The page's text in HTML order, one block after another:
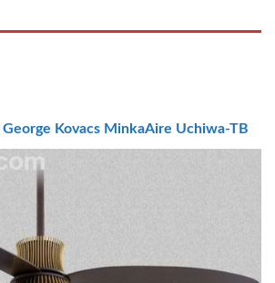
George Kovacs MinkaAire Uchiwa-TB